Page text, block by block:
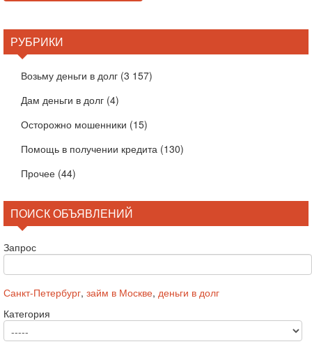
РУБРИКИ
Возьму деньги в долг (3 157)
Дам деньги в долг (4)
Осторожно мошенники (15)
Помощь в получении кредита (130)
Прочее (44)
ПОИСК ОБЪЯВЛЕНИЙ
Запрос
Санкт-Петербург, займ в Москве, деньги в долг
Категория